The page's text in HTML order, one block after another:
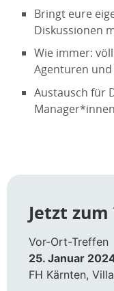
Bringt eure
Diskussionen
Wie immer:
Agenturen
Austausch für
Jetzt
Vor-Ort-Treffen
25. Januar
FH Kärnten,